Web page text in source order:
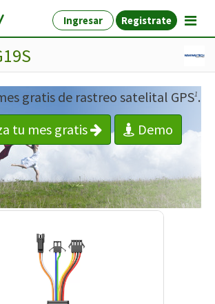
Ingresar Registrate
gratis de rastreo satelital GPS1.
tu mes gratis
Demo